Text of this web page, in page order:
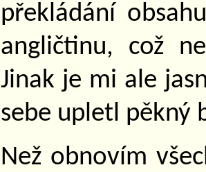
překládání
angličtinu, což
Jinak je mi ale
sebe upletl pěkný
Než obnovím